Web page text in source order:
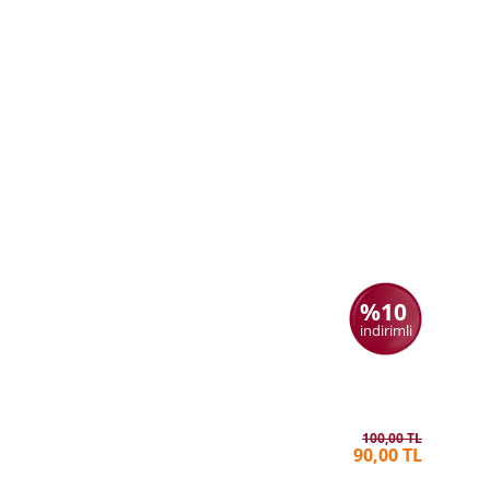
%10
indirimli
100,00 TL
90,00 TL